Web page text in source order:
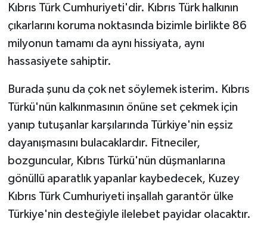
Kıbrıs Türk Cumhuriyeti'dir. Kıbrıs Türk halkının
çıkarlarını koruma noktasında bizimle birlikte 86
milyonun tamamı da aynı hissiyata, aynı
hassasiyete sahiptir.
Burada şunu da çok net söylemek isterim. Kıbrıs
Türkü'nün kalkınmasının önüne set çekmek için
yanıp tutuşanlar karşılarında Türkiye'nin eşsiz
dayanışmasını bulacaklardır. Fitneciler,
bozguncular, Kıbrıs Türkü'nün düşmanlarına
gönüllü aparatlık yapanlar kaybedecek, Kuzey
Kıbrıs Türk Cumhuriyeti inşallah garantör ülke
Türkiye'nin desteğiyle ilelebet payidar olacaktır.